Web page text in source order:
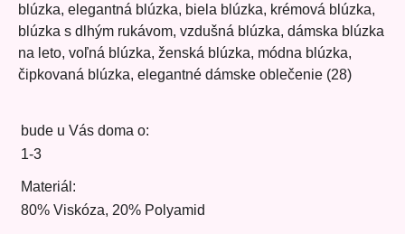
blúzka, elegantná blúzka, biela blúzka, krémová blúzka,
blúzka s dlhým rukávom, vzdušná blúzka, dámska blúzka
na leto, voľná blúzka, ženská blúzka, módna blúzka,
čipkovaná blúzka, elegantné dámske oblečenie (28)
bude u Vás doma o:
1-3
Materiál:
80% Viskóza, 20% Polyamid